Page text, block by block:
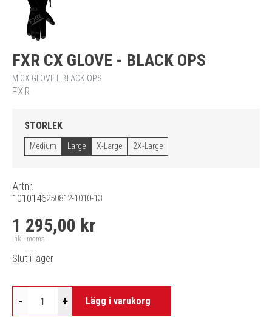
FXR CX GLOVE - BLACK OPS
M CX GLOVE L BLACK OPS
FXR
STORLEK
Medium Large X-Large 2X-Large
Artnr.
1010146250812-1010-13
1 295,00 kr
Inkl. moms
Slut i lager
- + Lägg i varukorg